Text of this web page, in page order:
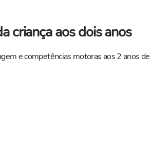
criança aos dois anos
e competências motoras aos 2 anos de